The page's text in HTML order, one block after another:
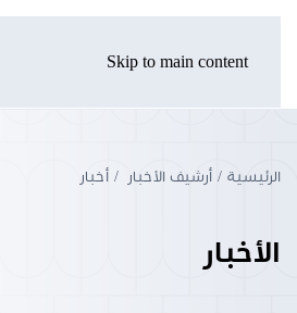
Skip to main content
الرئيسية أرشيف الأخبار أخبار
الأخبار